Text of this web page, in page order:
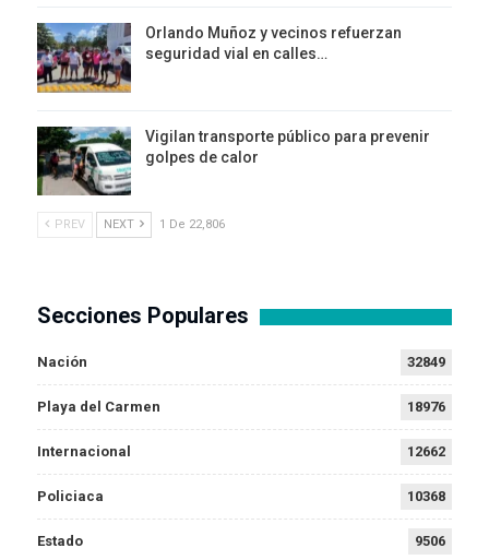
Orlando Muñoz y vecinos refuerzan
seguridad vial en calles…
Vigilan transporte público para prevenir
golpes de calor
PREV NEXT 1 De 22,806
Secciones Populares
Nación 32849
Playa del Carmen 18976
Internacional 12662
Policiaca 10368
Estado 9506